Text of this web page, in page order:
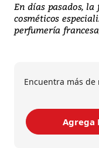
En días pasados,
cosméticos
perfumería
Encuentra más
Agrega